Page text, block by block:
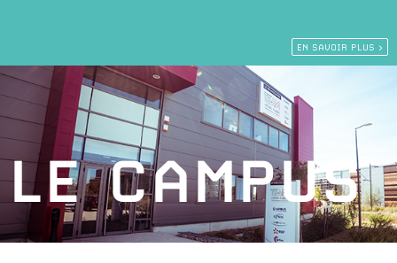
EN SAVOIR PLUS >
LE CAMPUS